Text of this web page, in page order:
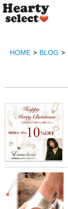
HOME BLOG